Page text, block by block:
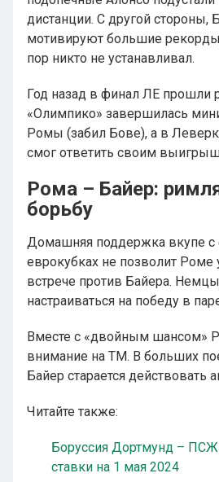
дистанции. С другой стороны,
мотивируют большие
пор никто не устанавливал.
Год назад в финал ЛЕ прошли
«Олимпико» завершилась
Ромы (забил Бове), а в
смог ответить своим
Рома – Байер:
борьбу
Домашняя поддержка вкупе с
еврокубках не позволит Роме
встрече против Байера.
настраиваться на победу в
Вместе с «двойным шансом»
внимание на ТМ. В больших
Байер старается действовать
Читайте также:
Боруссия Дортмунд – ПСЖ
ставки на 1 мая 2024